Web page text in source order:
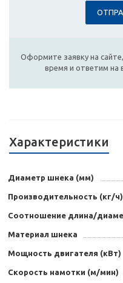
Оформите заявку на
время и ответим на
Характеристики
Диаметр шнека (мм)
Производительность (кг/ч)
Соотношение длина/
Материал шнека
Мощность двигателя (кВт)
Скорость намотки (м/мин)